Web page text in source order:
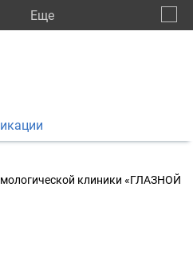
Eще
клиники «ГЛАЗНОЙ